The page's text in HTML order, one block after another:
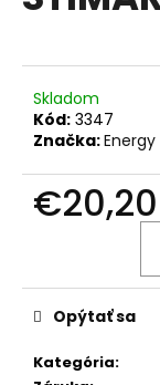
5
hviezdičiek.
Skladom
Kód: 3347
Značka:Energy
€20,20
Kategória:
Opýtať sa
j
s
ť
?
O
d